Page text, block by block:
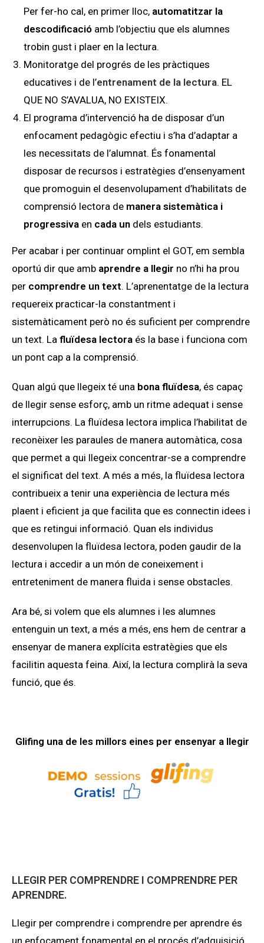
Per fer-ho cal, en primer lloc, automatitzar la
descodificació amb l’objectiu que els alumnes
trobin gust i plaer en la lectura.
Monitoratge del progrés de les pràctiques
educatives i de l’entrenament de la lectura. EL
QUE NO S’AVALUA, NO EXISTEIX.
El programa d’intervenció ha de disposar d’un
enfocament pedagògic efectiu i s’ha d’adaptar a
les necessitats de l’alumnat. És fonamental
disposar de recursos i estratègies d’ensenyament
que promoguin el desenvolupament d’habilitats de
comprensió lectora de manera sistemàtica i
progressiva en cada un dels estudiants.
Per acabar i per continuar omplint el GOT, em sembla
oportú dir que amb aprendre a llegir no n’hi ha prou
per comprendre un text. L’aprenentatge de la lectura
requereix practicar-la constantment i
sistemàticament però no és suficient per comprendre
un text. La fluïdesa lectora és la base i funciona com
un pont cap a la comprensió.
Quan algú que llegeix té una bona fluïdesa, és capaç
de llegir sense esforç, amb un ritme adequat i sense
interrupcions. La fluïdesa lectora implica l’habilitat de
reconèixer les paraules de manera automàtica, cosa
que permet a qui llegeix concentrar-se a comprendre
el significat del text. A més a més, la fluïdesa lectora
contribueix a tenir una experiència de lectura més
plaent i eficient ja que facilita que es connectin idees i
que es retingui informació. Quan els individus
desenvolupen la fluïdesa lectora, poden gaudir de la
lectura i accedir a un món de coneixement i
entreteniment de manera fluida i sense obstacles.
Ara bé, si volem que els alumnes i les alumnes
entenguin un text, a més a més, ens hem de centrar a
ensenyar de manera explícita estratègies que els
facilitin aquesta feina. Així, la lectura complirà la seva
funció, que és.
Glifing una de les millors eines per ensenyar a llegir
LLEGIR PER COMPRENDRE I COMPRENDRE PER
APRENDRE.
Llegir per comprendre i comprendre per aprendre és
un enfocament fonamental en el procés d’adquisició